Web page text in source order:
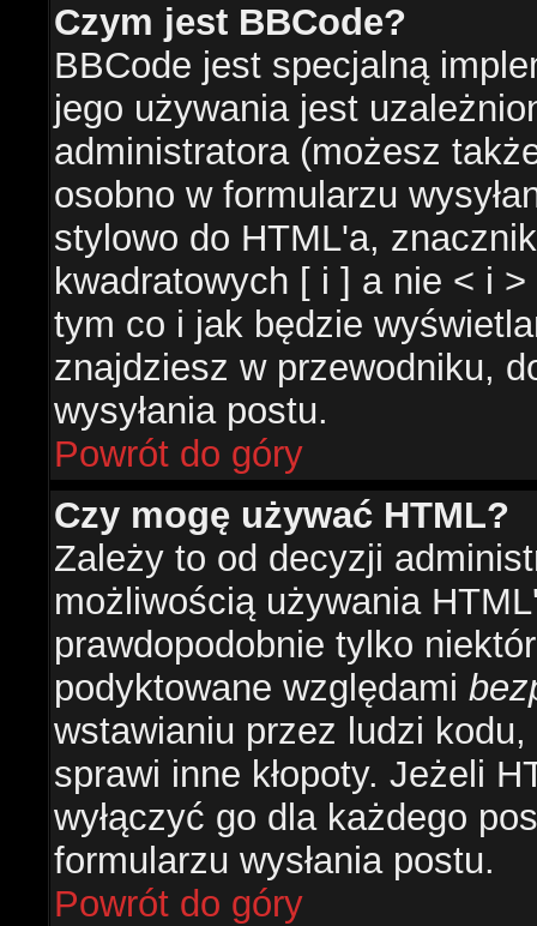
Czym jest BBCode?
BBCode jest specjalną
jego używania jest
administratora (możesz
osobno w formularzu
stylowo do HTML'a,
kwadratowych [ i ] a nie < i
tym co i jak będzie
znajdziesz w przewodniku,
wysyłania postu.
Powrót do góry
Czy mogę używać HTML?
Zależy to od decyzji
możliwością używania
prawdopodobnie tylko
podyktowane względami
wstawianiu przez ludzi
sprawi inne kłopoty. Jeżeli
wyłączyć go dla każdego
formularzu wysłania postu.
Powrót do góry